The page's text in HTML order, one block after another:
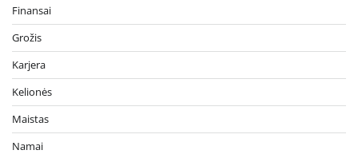
Finansai
Grožis
Karjera
Kelionės
Maistas
Namai